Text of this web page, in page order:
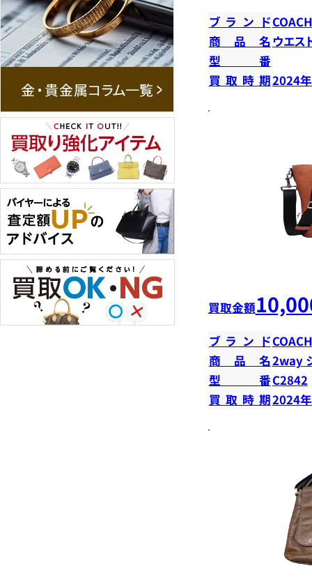
ブランドCOACH
商品名 ウエス
型番
買取時期2024
買取金額
ブランドCOACH
商品名2way
型番C2842
買取時期2024